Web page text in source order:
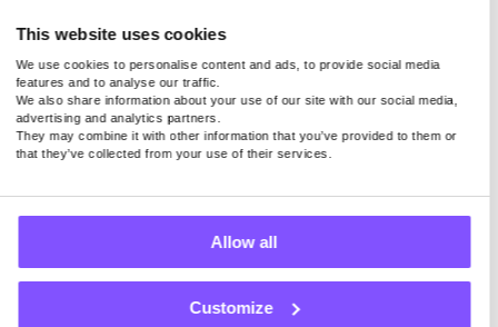
This website uses cookies
We use cookies to personalise content and ads, to provide social media
features and to analyse our traffic.
We also share information about your use of our site with our social media,
advertising and analytics partners.
They may combine it with other information that you’ve provided to them or
that they’ve collected from your use of their services.
Allow all
Customize
ابدأ الكسب الآن
ومع ذلك ، يمكن لمستخدمينا كسب ما بين 5 دولارات أمريكية و
140 دولارا أمريكيا شهريا في المتوسط لمجرد إبقاء تطبيقنا
نشطا على الجهاز. في الوقت الحالي ، ندفع 0.20 دولارا أمريكيا